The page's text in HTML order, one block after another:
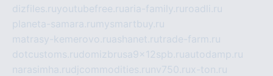
dizfiles.ruyoutubefree.ruaria-family.ru roadli.ru
planeta-samara.ru mysmartbuy.ru
matrasy-kemerovo.ruashanet.rutrade-farm.ru
dotcustoms.rudomizbrusa9x12spb.ruautodamp.ru
narasimha.rudjcommodities.ru nv750.rux-ton.ru